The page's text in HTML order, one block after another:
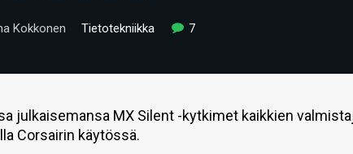
Kokkonen Tietotekniikka 7
julkaisemansa MX Silent -kytkimet kaikkien
Corsairin käytössä.